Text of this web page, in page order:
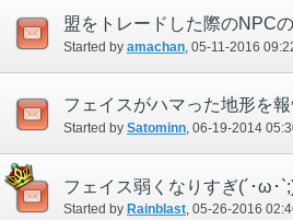
Started by amachan ‎, 05-11-2016
Started by Satominn‎, 06-19-2014
フェイス弱くなりすぎ(´･ω･
Started by Rainblast‎, 05-26-2016